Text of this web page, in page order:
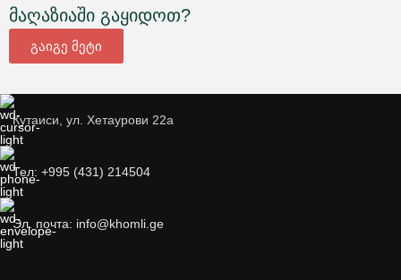
მაღაზიაში გაყიდოთ?
გაიგე მეტი
Кутаиси, ул. Хетаурови 22а
Тел: +995 (431) 214504
Эл. почта: info@khomli.ge